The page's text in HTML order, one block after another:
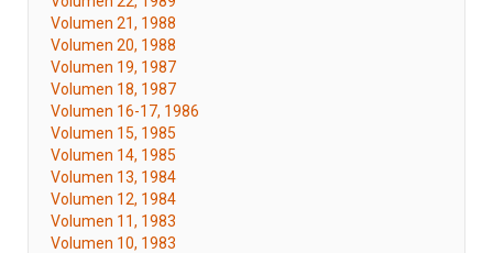
Volumen 21, 1988
Volumen 20, 1988
Volumen 19, 1987
Volumen 18, 1987
Volumen 16-17, 1986
Volumen 15, 1985
Volumen 14, 1985
Volumen 13, 1984
Volumen 12, 1984
Volumen 11, 1983
Volumen 10, 1983